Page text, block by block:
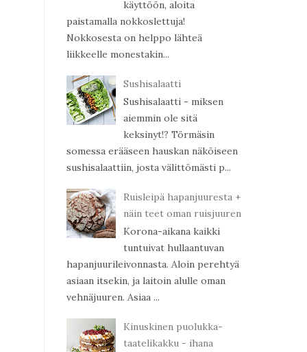
käyttöön, aloita
paistamalla nokkoslettuja!
Nokkosesta on helppo lähteä
liikkeelle monestakin...
Sushisalaatti
Sushisalaatti - miksen
aiemmin ole sitä
keksinyt!? Törmäsin
somessa erääseen hauskan näköiseen
sushisalaattiin, josta välittömästi p...
Ruisleipä hapanjuuresta +
näin teet oman ruisjuuren
Korona-aikana kaikki
tuntuivat hullaantuvan
hapanjuurileivonnasta. Aloin perehtyä
asiaan itsekin, ja laitoin alulle oman
vehnäjuuren. Asiaa ...
Kinuskinen puolukka-
taatelikakku - ihana